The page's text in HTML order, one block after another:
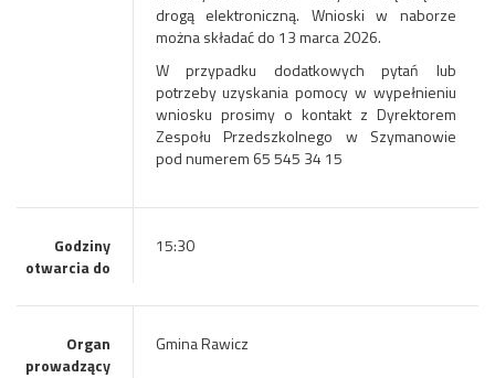
drogą elektroniczną. Wnioski w naborze
można składać do 13 marca 2026.
W przypadku dodatkowych pytań lub
potrzeby uzyskania pomocy w wypełnieniu
wniosku prosimy o kontakt z Dyrektorem
Zespołu Przedszkolnego w Szymanowie
pod numerem 65 545 34 15
Godziny
otwarcia do
15:30
Organ
prowadzący
Gmina Rawicz